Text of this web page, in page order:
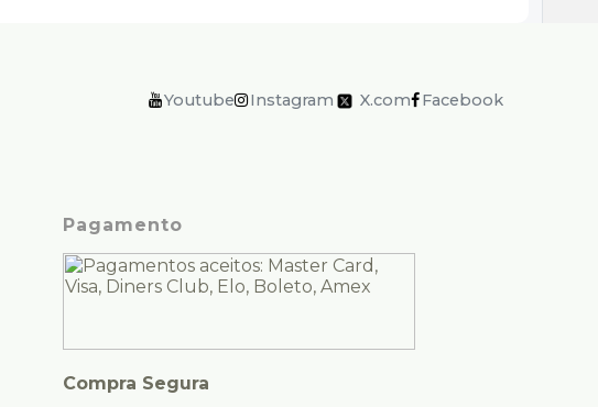
Youtube Instagram X.com Facebook
Pagamento
Compra Segura